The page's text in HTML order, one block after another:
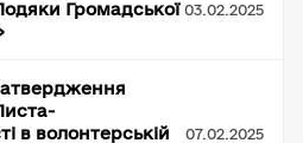
Громадської 03.02.2025
в волонтерській
07.02.2025